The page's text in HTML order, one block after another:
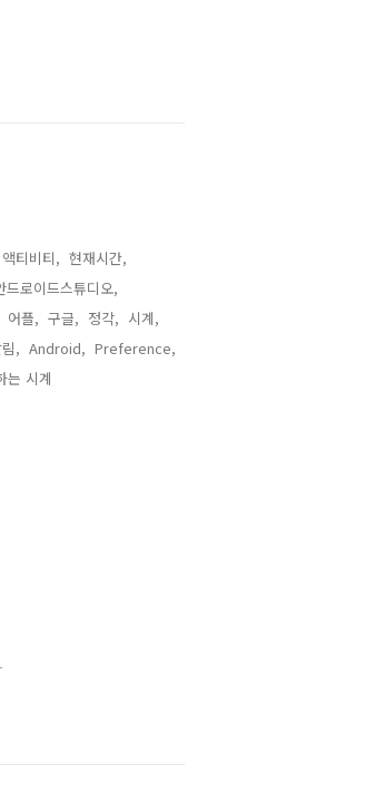
액티비티, 현재시간,
드로이드스튜디오,
어플, 구글, 정각, 시계,
, Android, Preference,
는 시계,